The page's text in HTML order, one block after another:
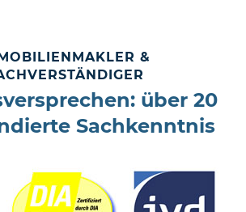
&
über 20
Sachkenntnis